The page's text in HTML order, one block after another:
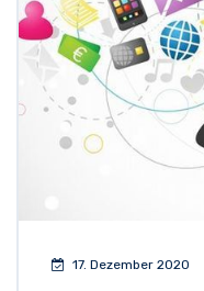
17. Dezember 2020